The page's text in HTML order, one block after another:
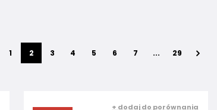
1 2 3 4 5 6 7 ... 29
+ dodaj do porównania